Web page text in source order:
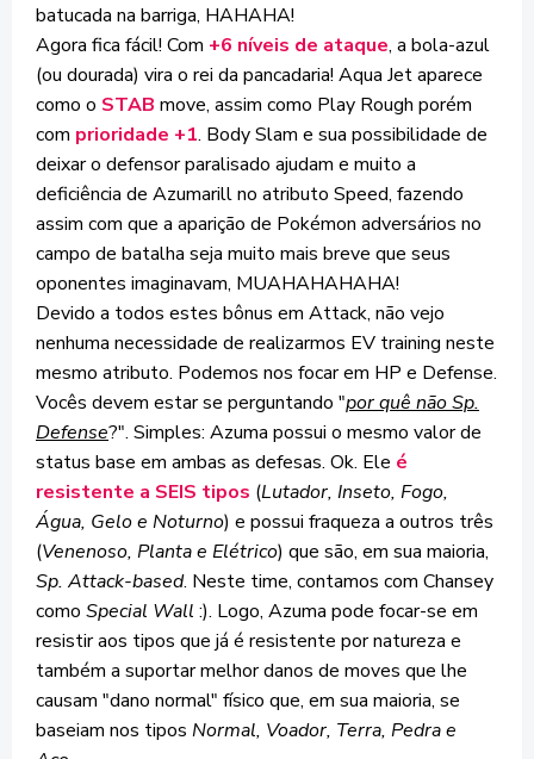
batucada na barriga, HAHAHA!
Agora fica fácil! Com +6 níveis de ataque, a bola-azul
(ou dourada) vira o rei da pancadaria! Aqua Jet aparece
como o STAB move, assim como Play Rough porém
com prioridade +1. Body Slam e sua possibilidade de
deixar o defensor paralisado ajudam e muito a
deficiência de Azumarill no atributo Speed, fazendo
assim com que a aparição de Pokémon adversários no
campo de batalha seja muito mais breve que seus
oponentes imaginavam, MUAHAHAHAHA!
Devido a todos estes bônus em Attack, não vejo
nenhuma necessidade de realizarmos EV training neste
mesmo atributo. Podemos nos focar em HP e Defense.
Vocês devem estar se perguntando "por quê não Sp.
Defense?". Simples: Azuma possui o mesmo valor de
status base em ambas as defesas. Ok. Ele é
resistente a SEIS tipos (Lutador, Inseto, Fogo,
Água, Gelo e Noturno) e possui fraqueza a outros três
(Venenoso, Planta e Elétrico) que são, em sua maioria,
Sp. Attack-based. Neste time, contamos com Chansey
como Special Wall :). Logo, Azuma pode focar-se em
resistir aos tipos que já é resistente por natureza e
também a suportar melhor danos de moves que lhe
causam "dano normal" físico que, em sua maioria, se
baseiam nos tipos Normal, Voador, Terra, Pedra e